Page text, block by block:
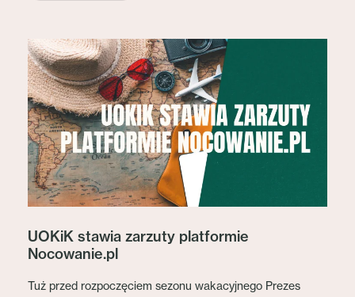
UOKiK stawia zarzuty platformie
Nocowanie.pl
Tuż przed rozpoczęciem sezonu wakacyjnego Prezes